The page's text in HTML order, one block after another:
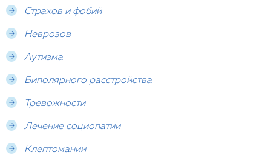
Страхов и фобий
Неврозов
Аутизма
Биполярного расстройства
Тревожности
Лечение социопатии
Клептомании